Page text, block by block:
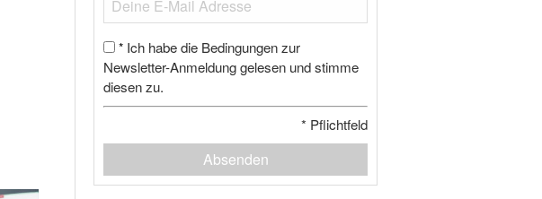
* Ich habe die Bedingungen zur
Newsletter-Anmeldung gelesen und stimme
diesen zu.
* Pflichtfeld
Absenden